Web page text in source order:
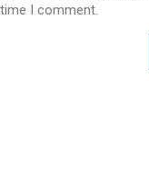
time I comment.